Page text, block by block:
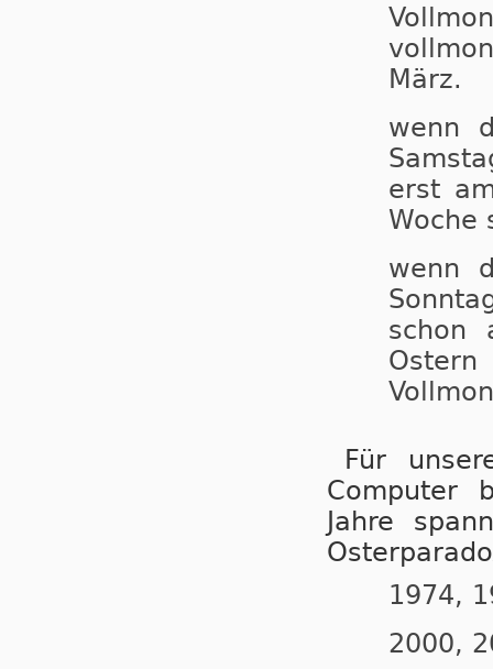
März.
wenn
erst
Woche
wenn
schon
Für
Computer
Jahre
1974,
2000,